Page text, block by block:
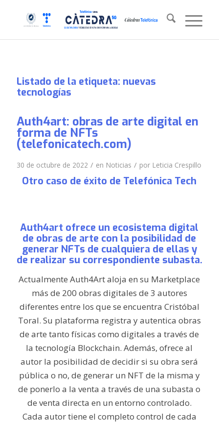
Listado de la etiqueta: nuevas
tecnologías
Auth4art: obras de arte digital en
forma de NFTs
(telefonicatech.com)
30 de octubre de 2022 / en Noticias / por Leticia Crespillo
Otro caso de éxito de Telefónica Tech
Auth4art ofrece un ecosistema digital
de obras de arte con la posibilidad de
generar NFTs de cualquiera de ellas y
de realizar su correspondiente subasta.
Actualmente Auth4Art aloja en su Marketplace
más de 200 obras digitales de 3 autores
diferentes entre los que se encuentra Cristóbal
Toral. Su plataforma registra y autentica obras
de arte tanto físicas como digitales a través de
la tecnología Blockchain. Además, ofrece al
autor la posibilidad de decidir si su obra será
pública o no, de generar un NFT de la misma y
de ponerlo a la venta a través de una subasta o
de venta directa en un entorno controlado.
Cada autor tiene el completo control de cada